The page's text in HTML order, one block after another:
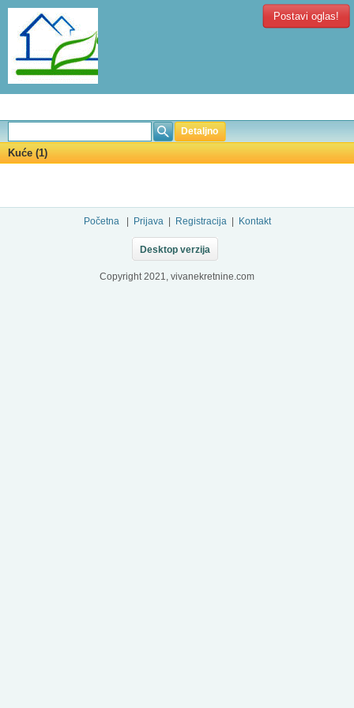
Postavi oglas!
Detaljno
Kuće (1)
Početna Prijava Registracija Kontakt
Desktop verzija
Copyright 2021, vivanekretnine.com